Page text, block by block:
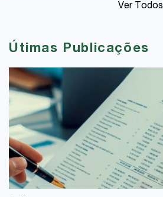
Ver Todos
Útimas Publicações